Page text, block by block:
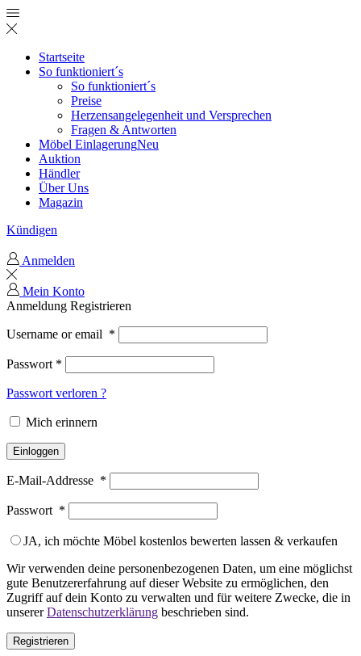
Startseite
So funktioniert´s
So funktioniert´s
Preise
Herzensangelegenheit und Versprechen
Fragen & Antworten
Möbel EinlagerungNeu
Auktion
Händler
Über Uns
Magazin
Kündigen
Anmelden
Mein Konto
Anmeldung Registrieren
Username or email *
Passwort *
Passwort verloren ?
Mich erinnern
Einloggen
E-Mail-Addresse *
Passwort *
JA, ich möchte Möbel kostenlos bewerten lassen & verkaufen
Wir verwenden deine personenbezogenen Daten, um eine möglichst
gute Benutzererfahrung auf dieser Website zu ermöglichen, den
Zugriff auf dein Konto zu verwalten und für weitere Zwecke, die in
unsererDatenschutzerklärung beschrieben sind.
Registrieren